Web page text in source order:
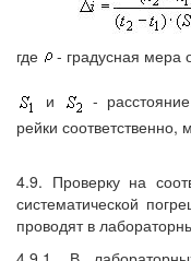
где - градусная мера
и
-
рейки соответственно,
4.9. Проверку на
систематической
проводят в